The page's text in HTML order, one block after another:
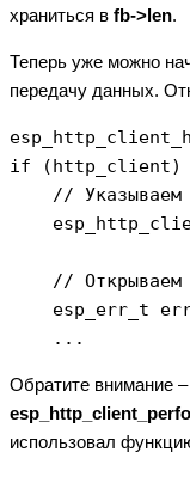
храниться в fb->len.
Теперь уже можно
передачу данных.
if (http_client)
// Указываем
// Открываем
esp_err_t
    ...
Обратите внимание
использовал